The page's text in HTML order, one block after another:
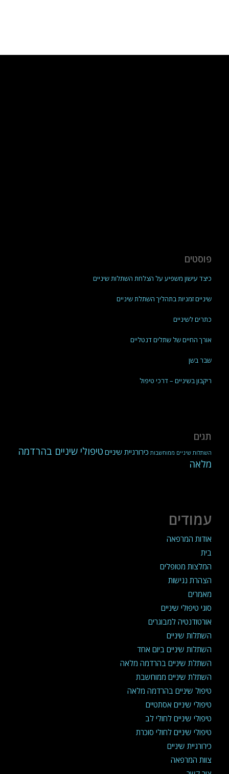
פוסטים
כיצד עישון משפיע על הצלחת השתלות שיניים
שיניים זמניות בתהליך השתלת שיניים
כתרים לשיניים
אורך החיים של שתלים דנטליים
שבר בשן
ריקבון בשיניים – דרכי טיפול
תגים
השתלות שיניים ממוחשבות כירורגיית שיניים טיפולי שיניים בהרדמה
מלאה
עמודים
אודות המרפאה
בית
המלצות מטופלים
הצהרת נגישות
מאמרים
סוגי טיפולי שיניים
אורטודנטיה למבוגרים
השתלות שיניים
השתלות שיניים ביום אחד
השתלת שיניים בהרדמה מלאה
השתלת שיניים ממוחשבת
טיפול שיניים בהרדמה מלאה
טיפולי שיניים אסתטיים
טיפולי שיניים לחולי לב
טיפולי שיניים לחולי סוכרת
כירורגיית שיניים
צוות המרפאה